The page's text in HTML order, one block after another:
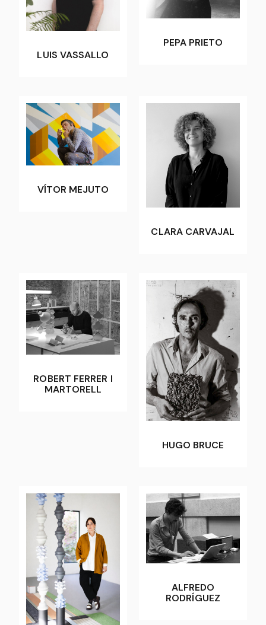
LUIS VASSALLO
PEPA PRIETO
VÍTOR MEJUTO
CLARA CARVAJAL
ROBERT FERRER I
MARTORELL
HUGO BRUCE
ALFREDO
RODRÍGUEZ